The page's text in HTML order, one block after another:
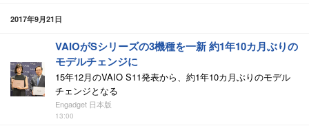
2017年9月21日
VAIOがSシリーズの3機種を一新 約1年10カ月ぶりの
モデルチェンジに
15年12月のVAIO S11発表から、約1年10カ月ぶりのモデル
チェンジとなる
Engadget 日本版
13:00